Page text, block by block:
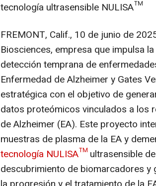
tecnología ultrasensible NULISA™
FREMONT, Calif., 10 de junio de
Biosciences, empresa que impulsa
detección temprana de
Enfermedad de Alzheimer y Gates
estratégica con el objetivo de
datos proteómicos vinculados a los
de Alzheimer (EA). Este proyecto
muestras de plasma de la EA y
tecnología NULISA™ ultrasensible
descubrimiento de biomarcadores